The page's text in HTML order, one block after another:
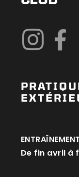
De fin avril à